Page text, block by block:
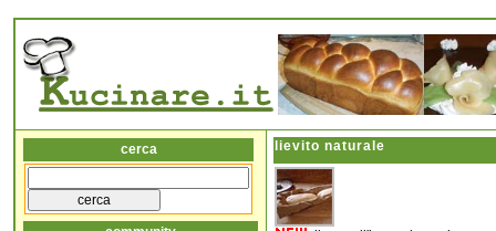
cerca lievito naturale